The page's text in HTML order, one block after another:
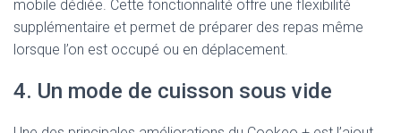
mobile dédiée. Cette fonctionnalité offre une flexibilité
supplémentaire et permet de préparer des repas même
lorsque l’on est occupé ou en déplacement.
4. Un mode de cuisson sous vide